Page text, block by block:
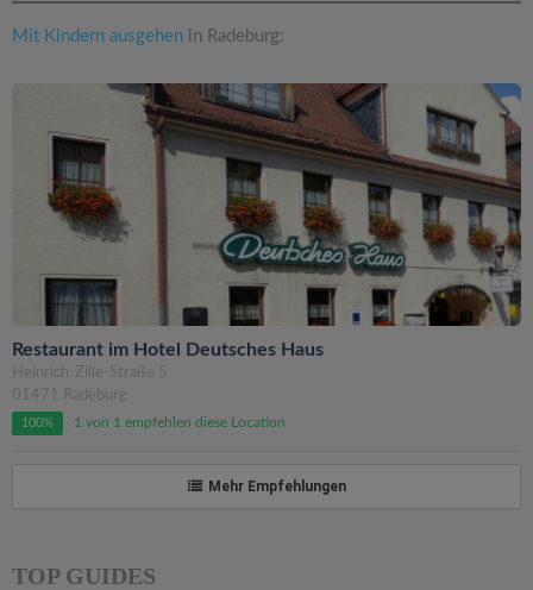
Mit Kindern ausgehen in Radeburg:
Restaurant im Hotel Deutsches Haus
Heinrich-Zille-Straße 5
01471 Radeburg
100% 1 von 1 empfehlen diese Location
Mehr Empfehlungen
TOP GUIDES